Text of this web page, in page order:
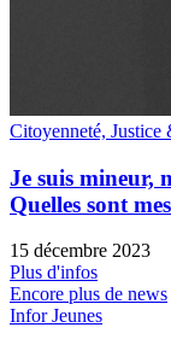
Citoyenneté, Justice
Je suis mineur,
Quelles sont
15 décembre 2023
Plus d'infos
Encore plus de news
Infor Jeunes